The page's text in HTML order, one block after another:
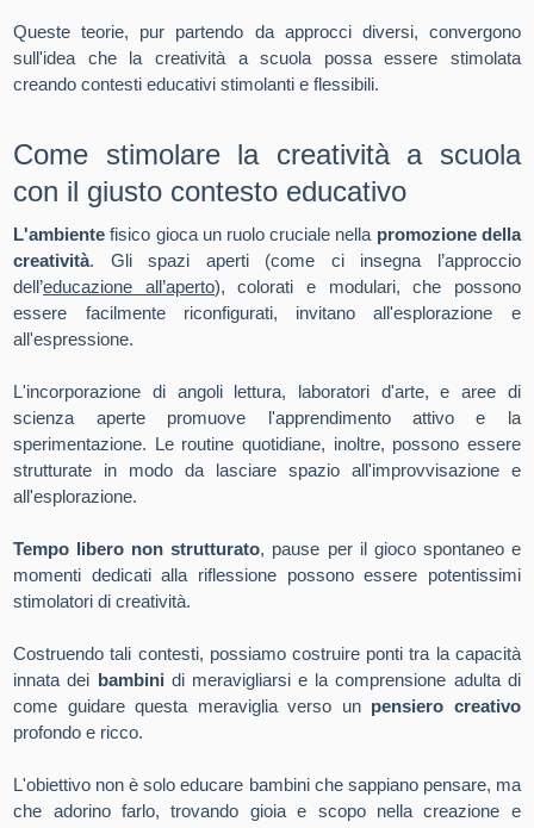
Queste teorie, pur partendo da approcci diversi, convergono
sull'idea che la creatività a scuola possa essere stimolata
creando contesti educativi stimolanti e flessibili.
Come stimolare la creatività a scuola
con il giusto contesto educativo
L'ambiente fisico gioca un ruolo cruciale nella promozione della
creatività. Gli spazi aperti (come ci insegna l’approccio
dell’educazione all’aperto), colorati e modulari, che possono
essere facilmente riconfigurati, invitano all'esplorazione e
all'espressione.
L'incorporazione di angoli lettura, laboratori d'arte, e aree di
scienza aperte promuove l'apprendimento attivo e la
sperimentazione. Le routine quotidiane, inoltre, possono essere
strutturate in modo da lasciare spazio all'improvvisazione e
all'esplorazione.
Tempo libero non strutturato, pause per il gioco spontaneo e
momenti dedicati alla riflessione possono essere potentissimi
stimolatori di creatività.
Costruendo tali contesti, possiamo costruire ponti tra la capacità
innata dei bambini di meravigliarsi e la comprensione adulta di
come guidare questa meraviglia verso un pensiero creativo
profondo e ricco.
L'obiettivo non è solo educare bambini che sappiano pensare, ma
che adorino farlo, trovando gioia e scopo nella creazione e